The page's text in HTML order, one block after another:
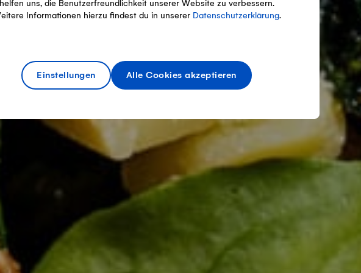
uns, die Benutzerfreundlichkeit unserer Website zu verbessern.
Informationen hierzu findest du in unserer Datenschutzerklärung.
Einstellungen Alle Cookies akzeptieren